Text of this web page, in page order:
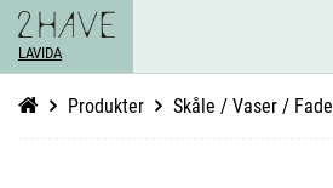
LAVIDA
Produkter Skåle / Vaser / Fade